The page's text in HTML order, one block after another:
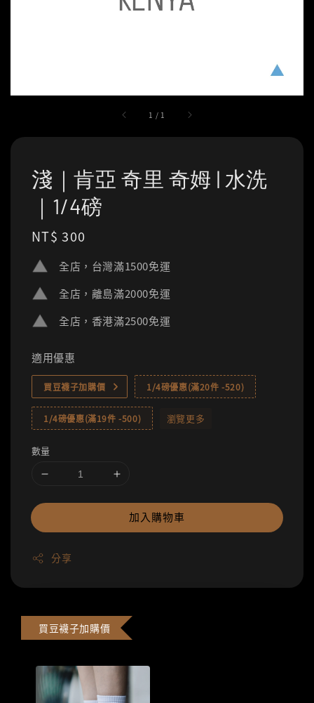
1 / 1
淺｜肯亞 奇里 奇姆 | 水洗
｜1/4磅
Regular
NT$ 300
全店，台灣滿1500免運
全店，離島滿2000免運
全店，香港滿2500免運
適用優惠
買豆襪子加購價 1/4磅優惠(滿20件 -520)
1/4磅優惠(滿19件 -500) 瀏覽更多
數量
加入購物車
分享
買豆襪子加購價